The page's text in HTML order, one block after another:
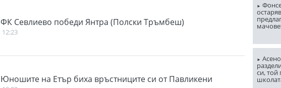
ФК Севлиево победи Янтра (Полски Тръмбеш)
12:23
Юношите на Етър биха връстниците си от Павликени
си,